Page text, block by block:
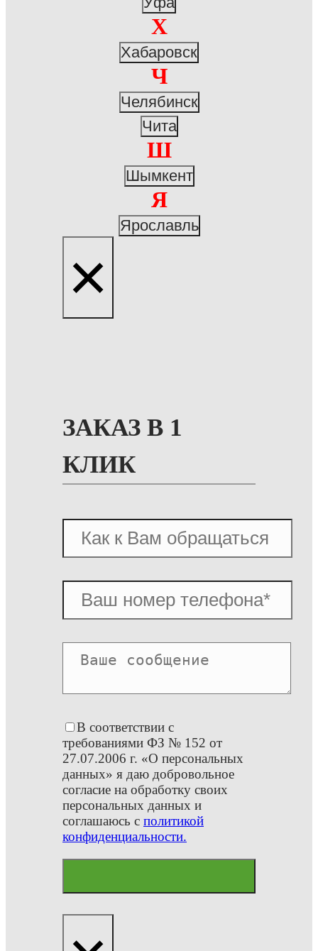
Х
Хабаровск
Ч
Челябинск
Чита
Ш
Шымкент
Я
Ярославль
×
ЗАКАЗ В 1
КЛИК
В соответствии с
требованиями ФЗ № 152 от
27.07.2006 г. «О персональных
данных» я даю добровольное
согласие на обработку своих
персональных данных и
соглашаюсь с политикой
конфиденциальности.